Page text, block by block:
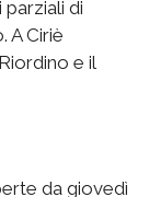
di
A Ciriè
e il
da giovedì